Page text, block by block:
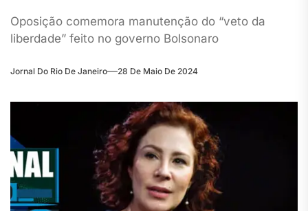
Oposição comemora manutenção do “veto da
liberdade” feito no governo Bolsonaro
Jornal Do Rio De Janeiro 28 De Maio De 2024